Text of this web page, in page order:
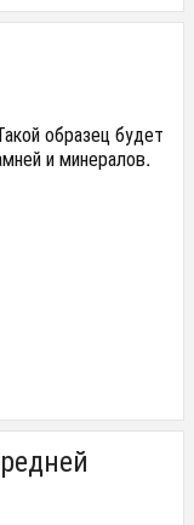
образец будет
и минералов.